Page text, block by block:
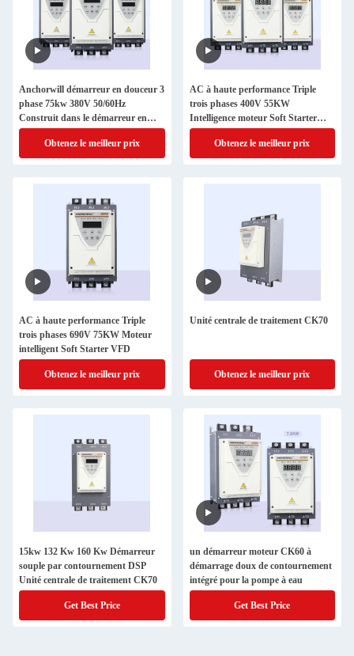
Anchorwill démarreur en douceur 3
phase 75kw 380V 50/60Hz
Construit dans le démarreur en
douceur moteur de démarrage en
douceurObtenez le meilleur prix
AC à haute performance Triple
trois phases 400V 55KW
Intelligence moteur Soft Starter
VFD
Obtenez le meilleur prix
AC à haute performance Triple
trois phases 690V 75KW Moteur
intelligent Soft Starter VFD
Obtenez le meilleur prix
Unité centrale de traitement CK70
Obtenez le meilleur prix
15kw 132 Kw 160 Kw Démarreur
souple par contournement DSP
Unité centrale de traitement CK70
Get Best Price
un démarreur moteur CK60 à
démarrage doux de contournement
intégré pour la pompe à eau
Get Best Price